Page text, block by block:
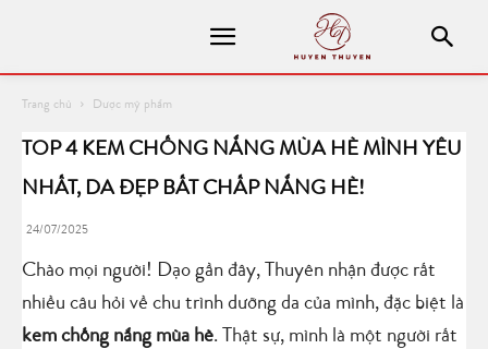
Trang chủ Dược mỹ phẩm
TOP 4 KEM CHỐNG NẮNG MÙA HÈ MÌNH YÊU
NHẤT, DA ĐẸP BẤT CHẤP NẮNG HÈ!
24/07/2025
Chào mọi người! Dạo gần đây, Thuyên nhận được rất
nhiều câu hỏi về chu trình dưỡng da của mình, đặc biệt là
kem chống nắng mùa hè. Thật sự, mình là một người rất